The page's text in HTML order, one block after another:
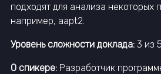
подходят для анализа некоторых
например, aapt2.
Уровень сложности доклада: 3 из 5
О спикере: Разработчик